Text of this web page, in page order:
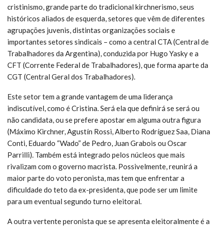
cristinismo, grande parte do tradicional kirchnerismo, seus
históricos aliados de esquerda, setores que vêm de diferentes
agrupações juvenis, distintas organizações sociais e
importantes setores sindicais – como a central CTA (Central de
Trabalhadores da Argentina), conduzida por Hugo Yasky e a
CFT (Corrente Federal de Trabalhadores), que forma aparte da
CGT (Central Geral dos Trabalhadores).
Este setor tem a grande vantagem de uma liderança
indiscutível, como é Cristina. Será ela que definirá se será ou
não candidata, ou se prefere apostar em alguma outra figura
(Máximo Kirchner, Agustín Rossi, Alberto Rodríguez Saa, Diana
Conti, Eduardo “Wado” de Pedro, Juan Grabois ou Oscar
Parrilli). Também está integrado pelos núcleos que mais
rivalizam com o governo macrista. Possivelmente, reunirá a
maior parte do voto peronista, mas tem que enfrentar a
dificuldade do teto da ex-presidenta, que pode ser um limite
para um eventual segundo turno eleitoral.
A outra vertente peronista que se apresenta eleitoralmente é a